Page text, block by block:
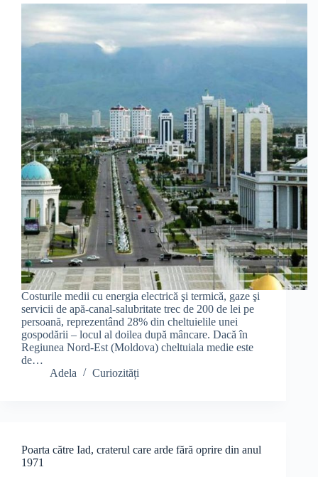
Costurile medii cu energia electrică şi termică, gaze şi
servicii de apă-canal-salubritate trec de 200 de lei pe
persoană, reprezentând 28% din cheltuielile unei
gospodării – locul al doilea după mâncare. Dacă în
Regiunea Nord-Est (Moldova) cheltuiala medie este
de…
Adela
Curiozități
Poarta către Iad, craterul care arde fără oprire din anul
1971